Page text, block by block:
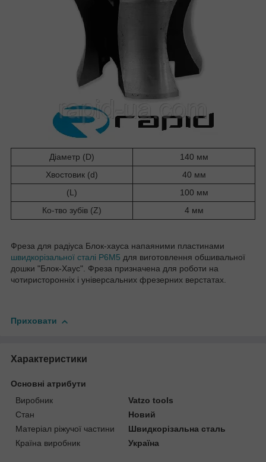
Діаметр (D)
140 мм
Хвостовик (d)
40 мм
(L)
100 мм
Ко-тво зубів (Z)
4 мм
Фреза для радіуса Блок-хауса напаяними пластинами
швидкорізальної сталі Р6М5 для виготовлення обшивальної
дошки "Блок-Хаус". Фреза призначена для роботи на
чотиристоронніх і універсальних фрезерних верстатах.
Приховати
Характеристики
Основні атрибути
Виробник
Vatzo tools
Стан
Новий
Матеріал ріжучої частини
Швидкорізальна сталь
Країна виробник
Україна